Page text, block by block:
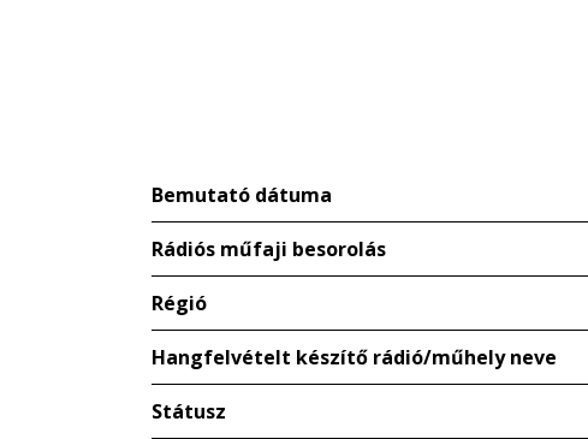
Bemutató dátuma
Rádiós műfaji besorolás
Régió
Hangfelvételt készítő rádió/műhely neve
Státusz